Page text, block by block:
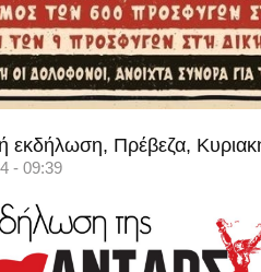
εκδήλωση, Πρέβεζα,
- 09:39